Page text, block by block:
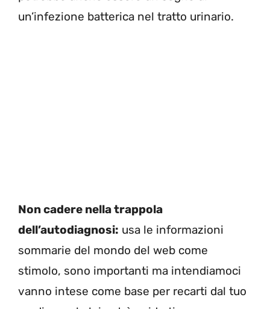
un’infezione batterica nel tratto urinario.
Non cadere nella trappola
dell’autodiagnosi: usa le informazioni
sommarie del mondo del web come
stimolo, sono importanti ma intendiamoci
vanno intese come base per recarti dal tuo